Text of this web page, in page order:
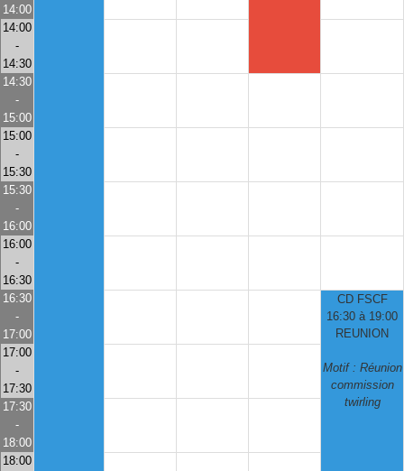
14:00
14:00
-
14:30
14:30
-
15:00
15:00
-
15:30
15:30
-
16:00
16:00
-
16:30
16:30
-
17:00
CD FSCF
16:30 à 19:00
REUNION
Motif : Réunion
commission
twirling
17:00
-
17:30
17:30
-
18:00
18:00